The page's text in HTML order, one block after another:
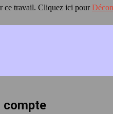
ce travail. Cliquez ici pour
compte